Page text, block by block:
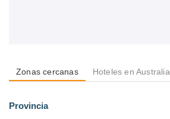
Zonas cercanas Hoteles en Australia
Provincia